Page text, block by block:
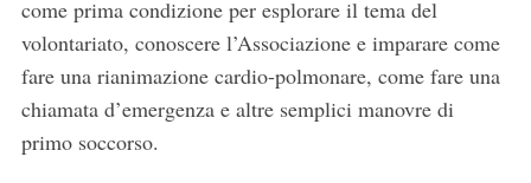
come prima condizione per esplorare il tema del
volontariato, conoscere l’Associazione e imparare come
fare una rianimazione cardio-polmonare, come fare una
chiamata d’emergenza e altre semplici manovre di
primo soccorso.